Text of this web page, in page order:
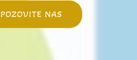
POZOVITE NAS